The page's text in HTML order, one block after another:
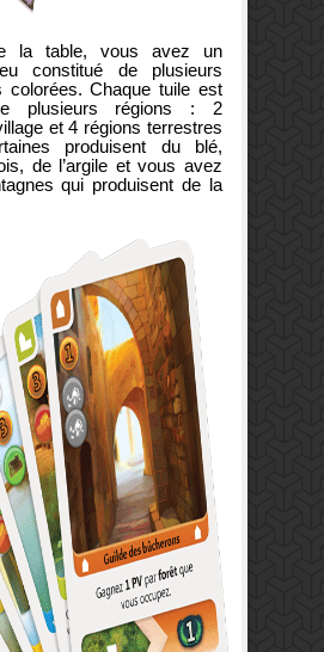
la table, vous avez un
constitué de plusieurs
colorées. Chaque tuile est
plusieurs régions : 2
et 4 régions terrestres
produisent du blé,
de l’argile et vous avez
qui produisent de la